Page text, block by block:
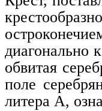
диагонально
обвитая
поле
литера А,